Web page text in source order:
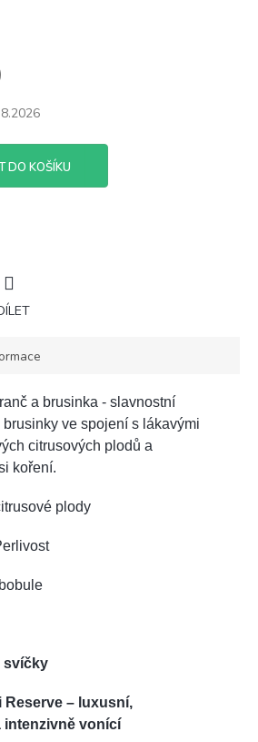
DO KOŠÍKU
a brusinka - slavnostní
ve spojení s lákavými
citrusových plodů a
koření.
plody
svíčky
Reserve – luxusní,
intenzivně vonící